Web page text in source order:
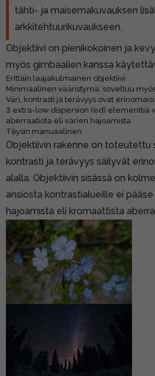
tähti- ja maisemakuvauksen
arkkitehtuurikuvaukseen.
Objektiivi on pienikokoinen ja
myös gimbaalien kanssa
Erittäin laajakulmainen objektiivi
Minimaalinen vääristymä: soveltuu
Väri, kontrasti ja terävyys ovat
3 extra-low dispersion (ed) elementtiä
aberraatiota eli värien hajoamista
Täysin manuaalinen
Objektiivin rakenne on toteutettu
kontrasti ja terävyys säilyvät
alalla. Objektiivin sisässä on
ansiosta kontrastialueille ei
hajoamista eli kromaattista